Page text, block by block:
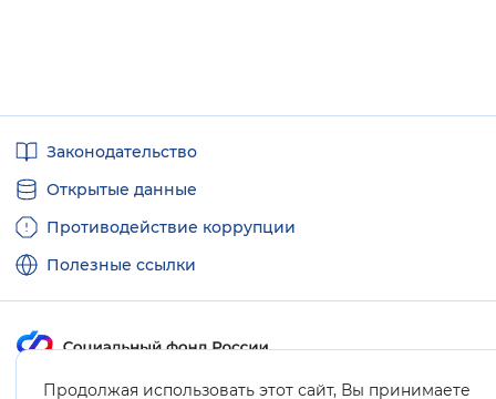
Продолжая использовать этот сайт, Вы принимаете
ссылкиЗаконодательство
Открытые данные
Противодействие коррупции
Полезные ссылки
Карта сайта